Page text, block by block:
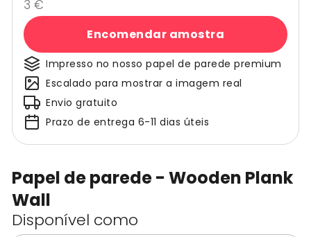
Papel de parede - Wooden Plank
Wall
Disponível como
3 €
Encomendar amostra
Impresso no nosso papel de parede premium
Escalado para mostrar a imagem real
Envio gratuito
Prazo de entrega 6-11 dias úteis